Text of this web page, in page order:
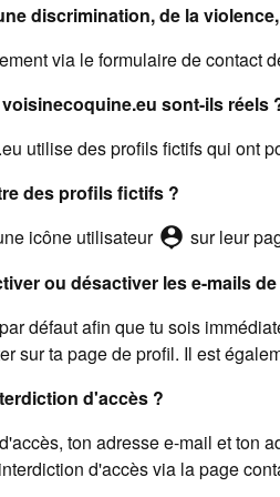
discrimination, de la
via le formulaire de contact
sont-ils réels
utilise des profils fictifs qui ont
des profils fictifs ?
icône utilisateur person_pin sur leur
ou désactiver les e-mails
défaut afin que tu sois
sur ta page de profil. Il est
d'accès ?
ton adresse e-mail et ton
d'accès via la page